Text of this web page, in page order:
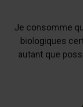
Je consomme
biologiques
autant que